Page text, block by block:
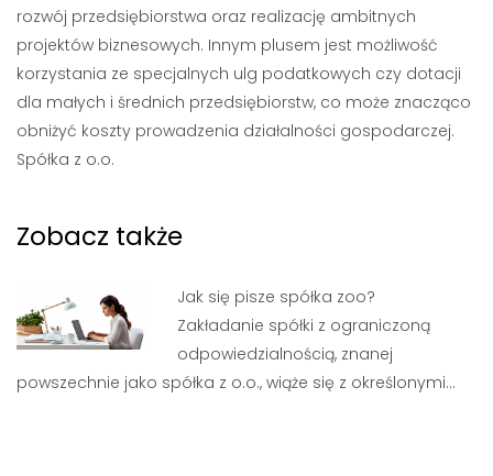
rozwój przedsiębiorstwa oraz realizację ambitnych
projektów biznesowych. Innym plusem jest możliwość
korzystania ze specjalnych ulg podatkowych czy dotacji
dla małych i średnich przedsiębiorstw, co może znacząco
obniżyć koszty prowadzenia działalności gospodarczej.
Spółka z o.o.
Zobacz także
Jak się pisze spółka zoo?
Zakładanie spółki z ograniczoną
odpowiedzialnością, znanej
powszechnie jako spółka z o.o., wiąże się z określonymi…